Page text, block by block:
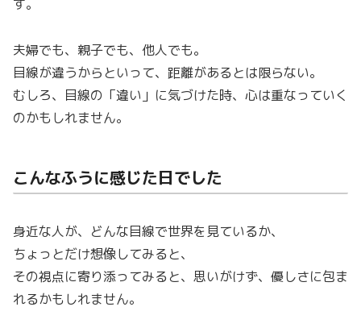
す。
夫婦でも、親子でも、他人でも。
目線が違うからといって、距離があるとは限らない。
むしろ、目線の「違い」に気づけた時、心は重なっていく
のかもしれません。
こんなふうに感じた日でした
身近な人が、どんな目線で世界を見ているか、
ちょっとだけ想像してみると、
その視点に寄り添ってみると、思いがけず、優しさに包ま
れるかもしれません。